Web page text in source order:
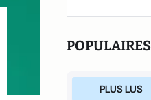
POPULAIRES
PLUS LUS